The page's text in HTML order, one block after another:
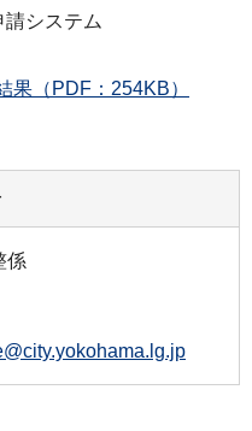
システム
果（PDF：254KB）
係